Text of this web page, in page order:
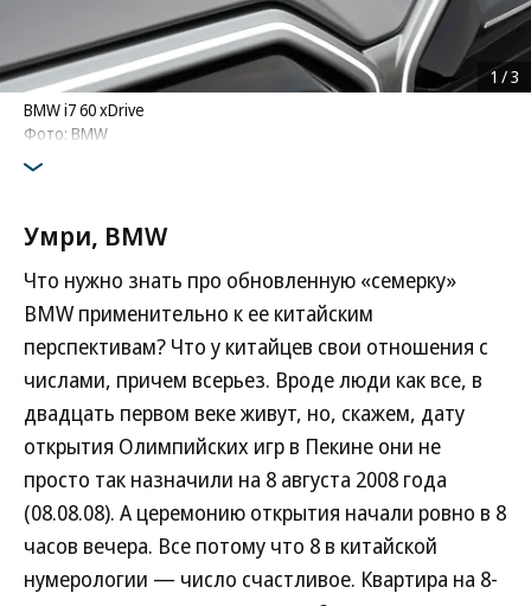
BMW i7 60 xDrive
Фото: BMW
1 /3
Умри, BMW
Что нужно знать про обновленную «семерку»
BMW применительно к ее китайским
перспективам? Что у китайцев свои отношения с
числами, причем всерьез. Вроде люди как все, в
двадцать первом веке живут, но, скажем, дату
открытия Олимпийских игр в Пекине они не
просто так назначили на 8 августа 2008 года
(08.08.08). А церемонию открытия начали ровно в 8
часов вечера. Все потому что 8 в китайской
нумерологии — число счастливое. Квартира на 8-